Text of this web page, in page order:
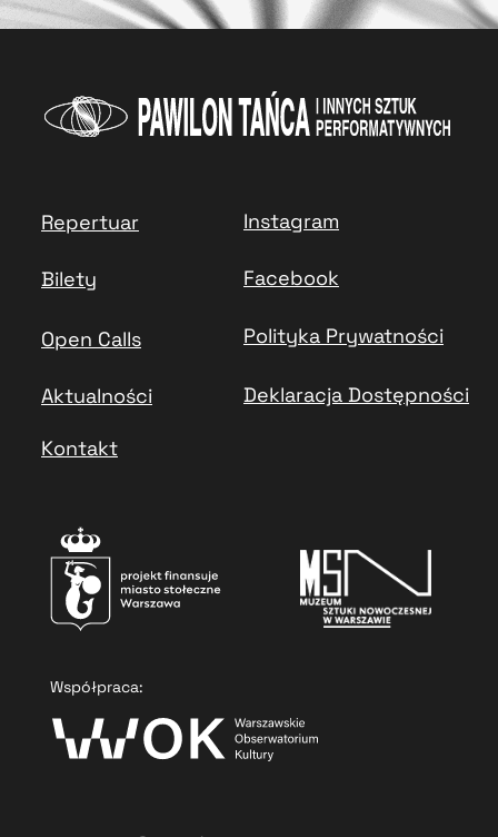
Repertuar
Współpraca:
Bilety
Open Calls
Kontakt
Aktualności
Polityka Prywatności
Deklaracja Dostępności
Instagram
Facebook